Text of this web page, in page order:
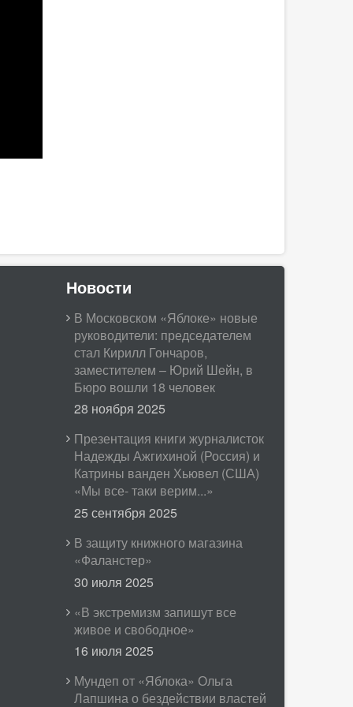
Новости
В Московском «Яблоке» новые
руководители: председателем
стал Кирилл Гончаров,
заместителем – Юрий Шейн, в
Бюро вошли 18 человек
28 ноября 2025
Презентация книги журналисток
Надежды Ажгихиной (Россия) и
Катрины ванден Хьювел (США)
«Мы все- таки верим...»
25 сентября 2025
В защиту книжного магазина
«Фаланстер»
30 июля 2025
«В экстремизм запишут все
живое и свободное»
16 июля 2025
Мундеп от «Яблока» Ольга
Лапшина о бездействии властей